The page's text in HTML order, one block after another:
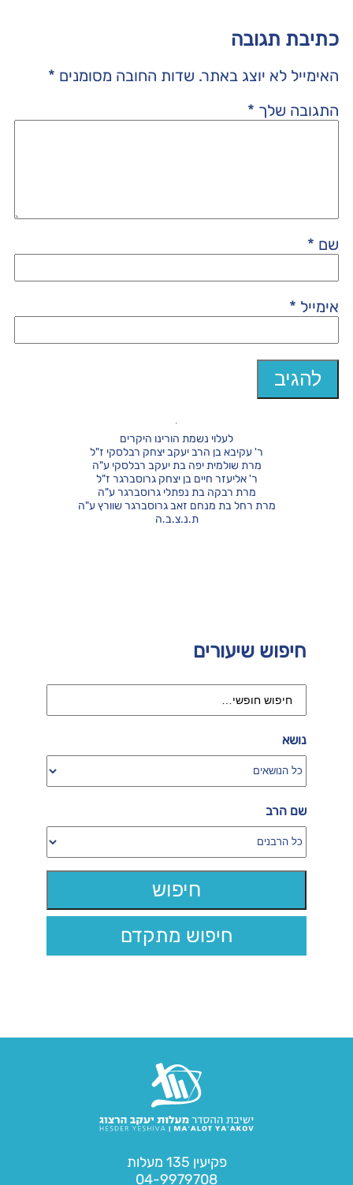
כתיבת תגובה
האימייל לא יוצג באתר. שדות החובה מסומנים *
התגובה שלך *
שם *
אימייל *
חיפוש שיעורים
נושא
שם הרב
חיפוש מתקדם
לעלוי נשמת הורינו היקרים
ר' עקיבא בן הרב יעקב יצחק רבלסקי ז"ל
מרת שולמית יפה בת יעקב רבלסקי ע"ה
ר' אליעזר חיים בן יצחק גרוסברגר ז"ל
מרת רבקה בת נפתלי גרוסברגר ע"ה
מרת רחל בת מנחם זאב גרוסברגר שוורץ ע"ה
ת.נ.צ.ב.ה
פקיעין 135 מעלות
04-9979708